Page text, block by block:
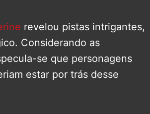
revelou pistas intrigantes,
Considerando as
se que personagens
estar por trás desse